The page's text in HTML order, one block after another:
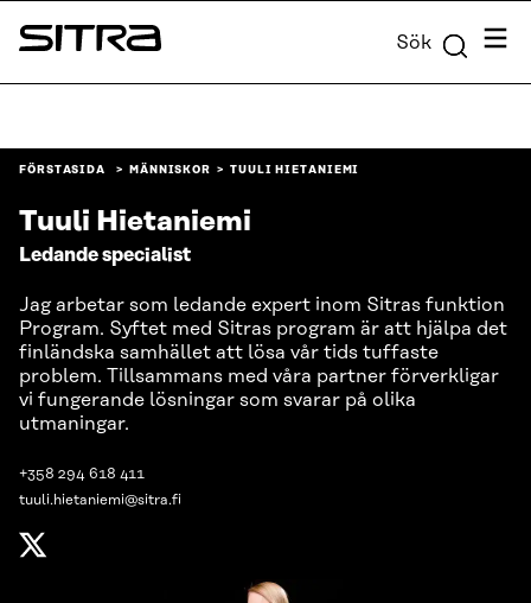
Skip to
content
Sitra Sök Meny
FÖRSTASIDA MÄNNISKOR TUULI HIETANIEMI
Tuuli Hietaniemi
Ledande specialist
Jag arbetar som ledande expert inom Sitras funktion
Program. Syftet med Sitras program är att hjälpa det
finländska samhället att lösa vår tids tuffaste
problem. Tillsammans med våra partner förverkligar
vi fungerande lösningar som svarar på olika
utmaningar.
+358 294 618 411
tuuli.hietaniemi@sitra.fi